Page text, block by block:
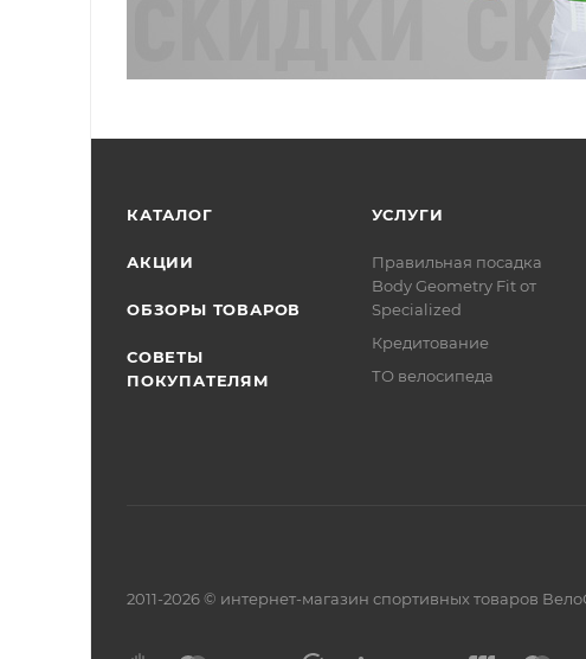
КАТАЛОГ
АКЦИИ
ОБЗОРЫ ТОВАРОВ
СОВЕТЫ
ПОКУПАТЕЛЯМ
УСЛУГИ
Правильная посадка
Body Geometry Fit от
Specialized
Кредитование
ТО велосипеда
2011-2026 © интернет-магазин спортивных товаров